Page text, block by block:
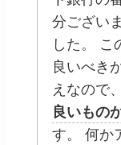
分ござい
した。 こ
良いべき
えなので、
良いもの
す。 何か